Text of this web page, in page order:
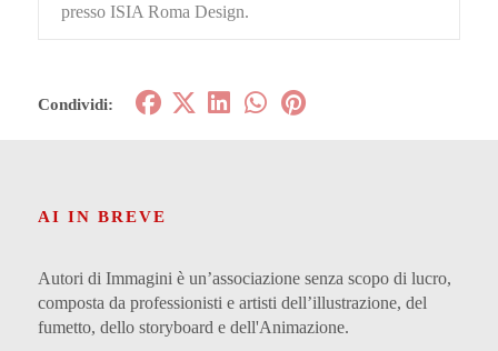
presso ISIA Roma Design.
Condividi:
AI IN BREVE
Autori di Immagini è un’associazione senza scopo di lucro,
composta da professionisti e artisti dell’illustrazione, del
fumetto, dello storyboard e dell'Animazione.